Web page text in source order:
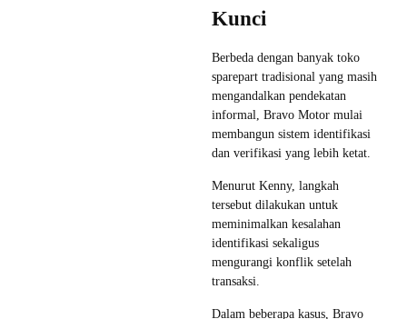
Kunci
Berbeda dengan banyak toko
sparepart tradisional yang masih
mengandalkan pendekatan
informal, Bravo Motor mulai
membangun sistem identifikasi
dan verifikasi yang lebih ketat.
Menurut Kenny, langkah
tersebut dilakukan untuk
meminimalkan kesalahan
identifikasi sekaligus
mengurangi konflik setelah
transaksi.
Dalam beberapa kasus, Bravo